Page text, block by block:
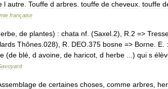
l autre Touffe d arbres touffe de cheveux touffe
française
de plantes) : chata nf . (Saxel 2), R 2 =>
Thônes 028), R DEO 375 bosne => Borne E :
(de blé d avoine de haricot d herbe ...) qui s
de certaines choses comme arbres